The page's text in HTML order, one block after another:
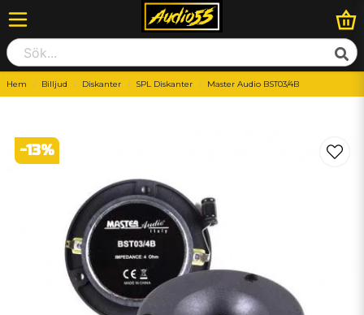
Hem Billjud Diskanter SPL Diskanter Master Audio BST03/4B
-13%